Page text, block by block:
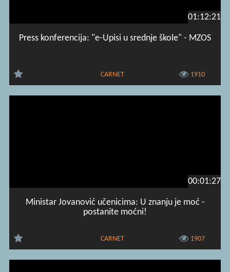
01:12:21
Press konferencija: "e-Upisi u srednje škole" - MZOS
CARNET 1910
00:01:27
Ministar Jovanović učenicima: U znanju je moć -
postanite moćni!
CARNET 1907